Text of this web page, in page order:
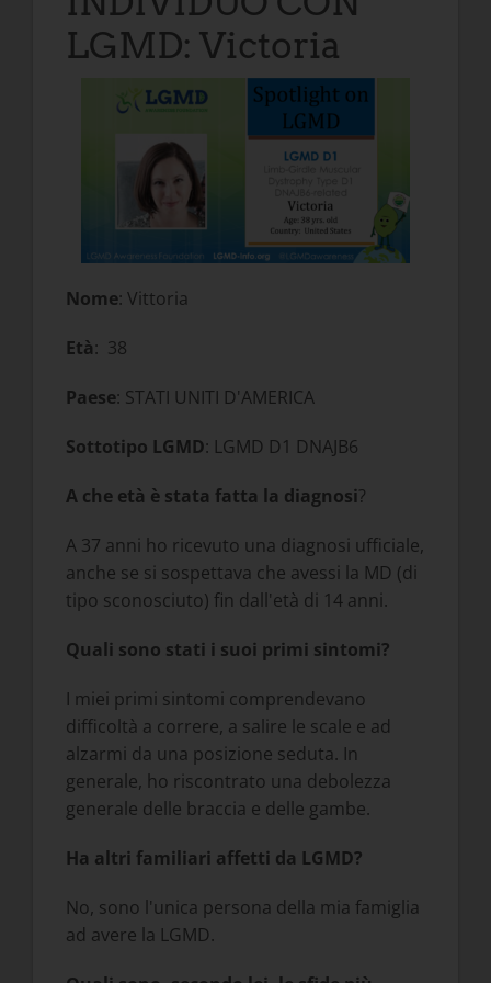
LGMD: Victoria
Nome: Vittoria
Età: 38
Paese: STATI UNITI D'AMERICA
Sottotipo LGMD: LGMD D1 DNAJB6
A che età è stata fatta la diagnosi?
A 37 anni ho ricevuto una diagnosi ufficiale,
anche se si sospettava che avessi la MD (di
tipo sconosciuto) fin dall'età di 14 anni.
Quali sono stati i suoi primi sintomi?
I miei primi sintomi comprendevano
difficoltà a correre, a salire le scale e ad
alzarmi da una posizione seduta. In
generale, ho riscontrato una debolezza
generale delle braccia e delle gambe.
Ha altri familiari affetti da LGMD?
No, sono l'unica persona della mia famiglia
ad avere la LGMD.